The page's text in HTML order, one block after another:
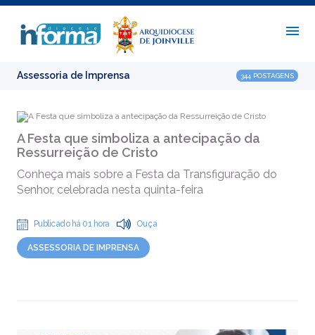
Assessoria de Imprensa 344 POSTAGENS
A Festa que simboliza a antecipação da
Ressurreição de Cristo
Conheça mais sobre a Festa da Transfiguração do
Senhor, celebrada nesta quinta-feira
Publicado há 01 hora Ouça
ASSESSORIA DE IMPRENSA